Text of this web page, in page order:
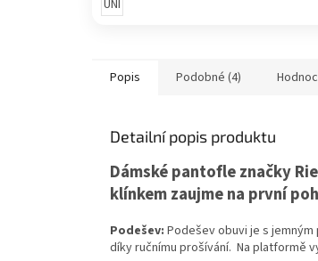
UNI
Popis Podobné (4)
Detailní popis produktu
Dámské pantofle značky
klínkem zaujme na první
Podešev: Podešev obuvi je s
díky ručnímu prošívání. Na platformě